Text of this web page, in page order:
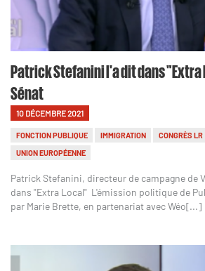
Patrick Stefanini l'a dit dans "Extra
Sénat
10 DÉCEMBRE 2021
FONCTION PUBLIQUE IMMIGRATION CONGRÈS LR
UNION EUROPÉENNE
Patrick Stefanini, directeur de campagne de
dans "Extra Local" L'émission politique de
par Marie Brette, en partenariat avec Wéo[...]